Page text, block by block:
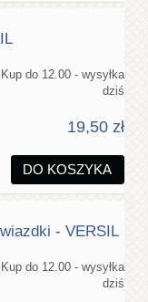
Kup do 12.00 - wysyłka
dziś
19,50 zł
DO KOSZYKA
- VERSIL
Kup do 12.00 - wysyłka
dziś